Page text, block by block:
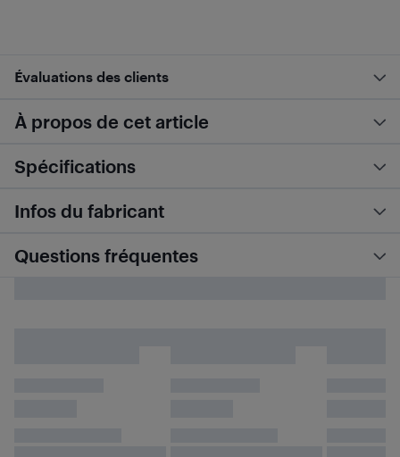
Évaluations des clients
À propos de cet article
Spécifications
Infos du fabricant
Questions fréquentes